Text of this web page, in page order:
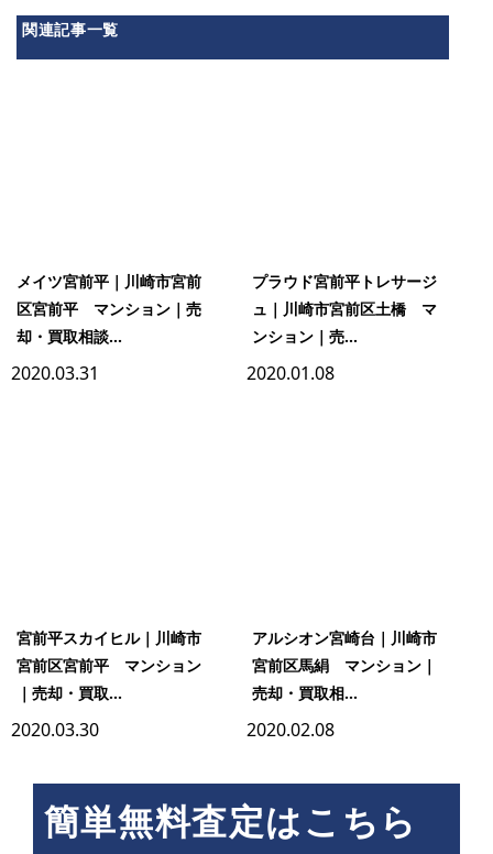
関連記事一覧
メイツ宮前平｜川崎市宮前
区宮前平 マンション｜売
却・買取相談...
2020.03.31
プラウド宮前平トレサージ
ュ｜川崎市宮前区土橋 マ
ンション｜売...
2020.01.08
宮前平スカイヒル｜川崎市
宮前区宮前平 マンション
｜売却・買取...
2020.03.30
アルシオン宮崎台｜川崎市
宮前区馬絹 マンション｜
売却・買取相...
2020.02.08
簡単無料査定はこちら